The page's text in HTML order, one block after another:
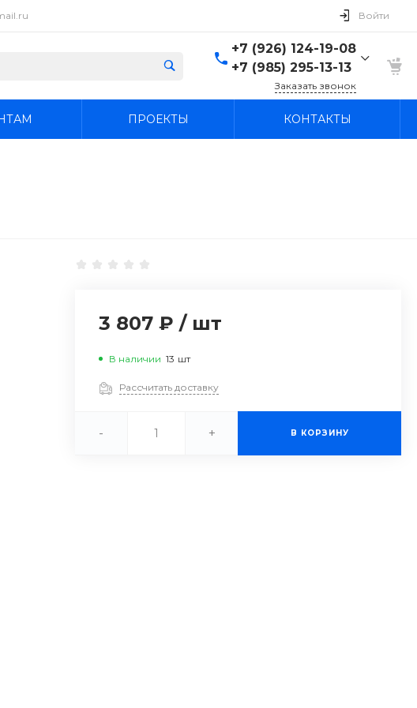
Войти
+7 (926) 124-19-08
+7 (985) 295-13-13
+7 (926) 124-19-08
Заказать звонок
ПРОЕКТЫ КОНТАКТЫ
3 807 ₽ / шт
В наличии 13 шт
Рассчитать доставку
- + В КОРЗИНУ